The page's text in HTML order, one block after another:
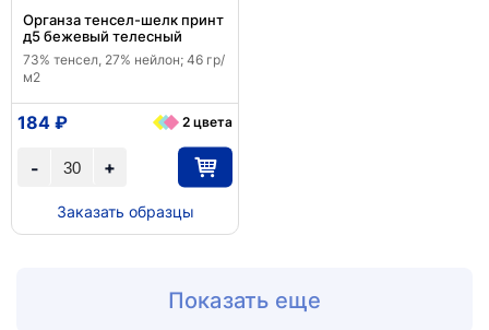
Органза тенсел-шелк принт
д5 бежевый телесный
73% тенсел, 27% нейлон; 46 гр/
м2
+
-
184 ₽ 2 цвета
Заказать образцы
Показать еще